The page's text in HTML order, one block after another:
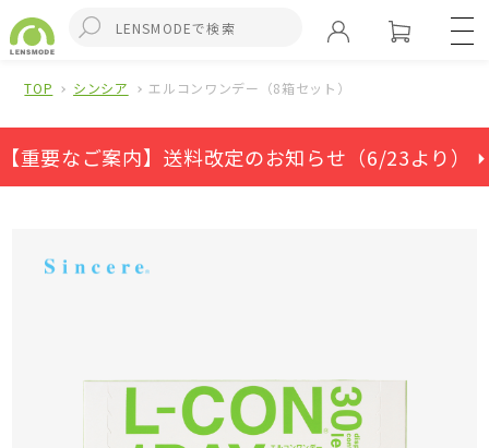
TOP シンシア エルコンワンデー（8箱セット）
【重要なご案内】送料改定のお知らせ（6/23より） ⏵